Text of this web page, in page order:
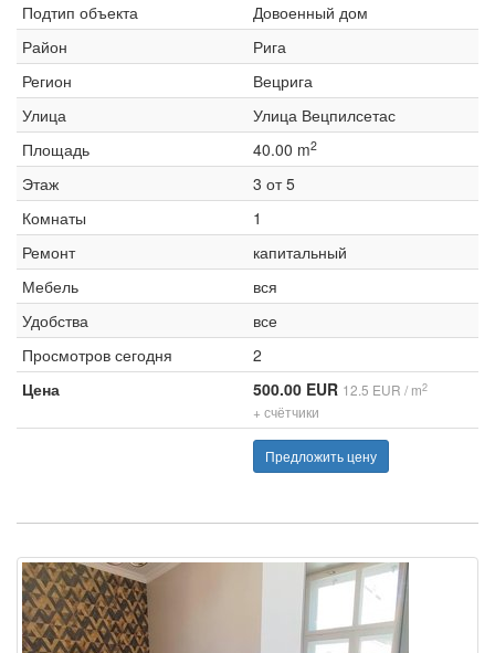
Подтип объекта
Довоенный дом
Район
Рига
Регион
Вецрига
Улица
Улица Вецпилсетас
Площадь
40.00 m2
Этаж
3 от 5
Комнаты
1
Ремонт
капитальный
Мебель
вся
Удобства
все
Просмотров сегодня
2
Цена
500.00 EUR 12.5 EUR / m2
+ счётчики
Предложить цену